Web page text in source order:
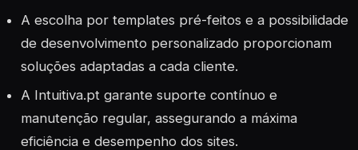
A escolha por templates pré-feitos e a possibilidade
de desenvolvimento personalizado proporcionam
soluções adaptadas a cada cliente.
A Intuitiva.pt garante suporte contínuo e
manutenção regular, assegurando a máxima
eficiência e desempenho dos sites.